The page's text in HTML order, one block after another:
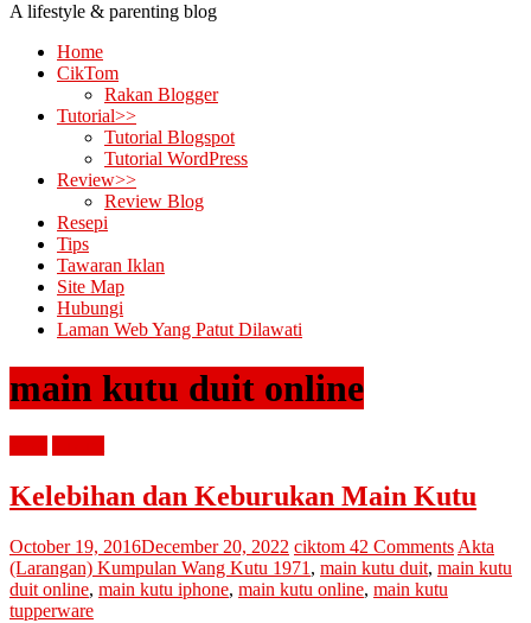
A lifestyle & parenting blog
Home
CikTom
Rakan Blogger
Tutorial>>
Tutorial Blogspot
Tutorial WordPress
Review>>
Review Blog
Resepi
Tips
Tawaran Iklan
Site Map
Hubungi
Laman Web Yang Patut Dilawati
main kutu duit online
Kelebihan dan Keburukan Main Kutu
October 19, 2016December 20, 2022 ciktom 42 Comments Akta
(Larangan) Kumpulan Wang Kutu 1971 , main kutu duit, main kutu
duit online, main kutu iphone, main kutu online, main kutu
tupperware